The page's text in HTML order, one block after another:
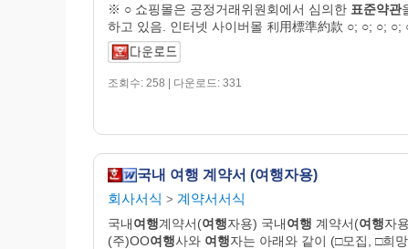
※ ○ 쇼핑몰은 공정거래위원회에서 심의한 표준약관
하고 있음. 인터넷 사이버몰 利用標準約款 ○; ○; ○; ○;
조회수: 258 | 다운로드: 331
국내 여행 계약서 (여행자용)
회사서식 > 계약서서식
국내여행계약서(여행자용) 국내여행 계약서(여행자
(주)OO여행사와 여행자는 아래와 같이 (□모집, □희